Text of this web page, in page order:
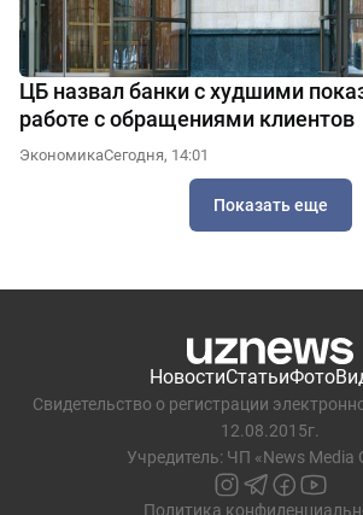
ЦБ назвал банки с худшими
работе с обращениями клиентов
ЭкономикаСегодня, 14:01
Показать еще
НовостиСтатьиФото
Свидетельство о регистрации
12.08.2015г.
Учредитель: ЧП «News Media
Политика